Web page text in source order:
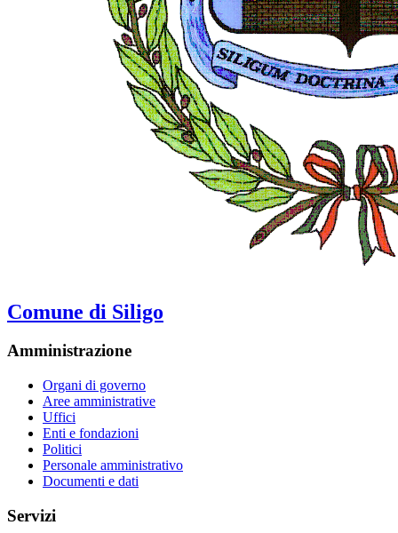
Comune di Siligo
Amministrazione
Organi di governo
Aree amministrative
Uffici
Enti e fondazioni
Politici
Personale amministrativo
Documenti e dati
Servizi